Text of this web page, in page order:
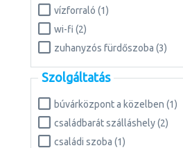
vízforraló (1)
wi-fi (2)
zuhanyzós fürdőszoba (3)
Szolgáltatás
búvárközpont a közelben (1)
családbarát szálláshely (2)
családi szoba (1)